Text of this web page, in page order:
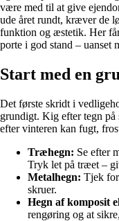
være med til at give
ude året rundt, kræver de
funktion og æstetik. Her
porte i god stand – uanset
Start med en
Det første skridt i
grundigt. Kig efter tegn
efter vinteren kan fugt,
Træhegn: Se efter
Tryk let på træet –
Metalhegn: Tjek
skruer.
Hegn af komposit
rengøring og at